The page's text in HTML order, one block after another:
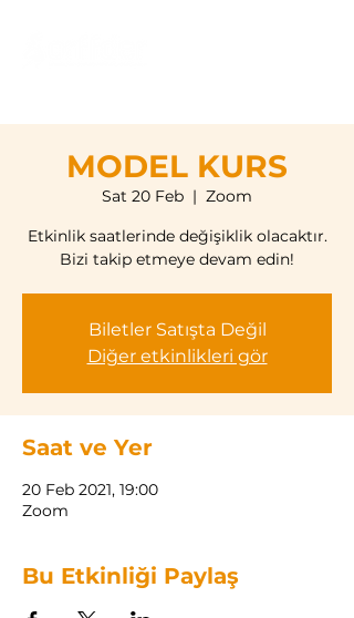
MODEL KURS
Sat 20 Feb
  |
Zoom
Etkinlik saatlerinde değişiklik olacaktır.
Bizi takip etmeye devam edin!
Biletler Satışta Değil
Diğer etkinlikleri gör
Saat ve Yer
20 Feb 2021, 19:00
Zoom
Bu Etkinliği Paylaş